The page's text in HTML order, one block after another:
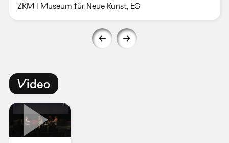
ZKM | Museum für Neue Kunst, EG
Video